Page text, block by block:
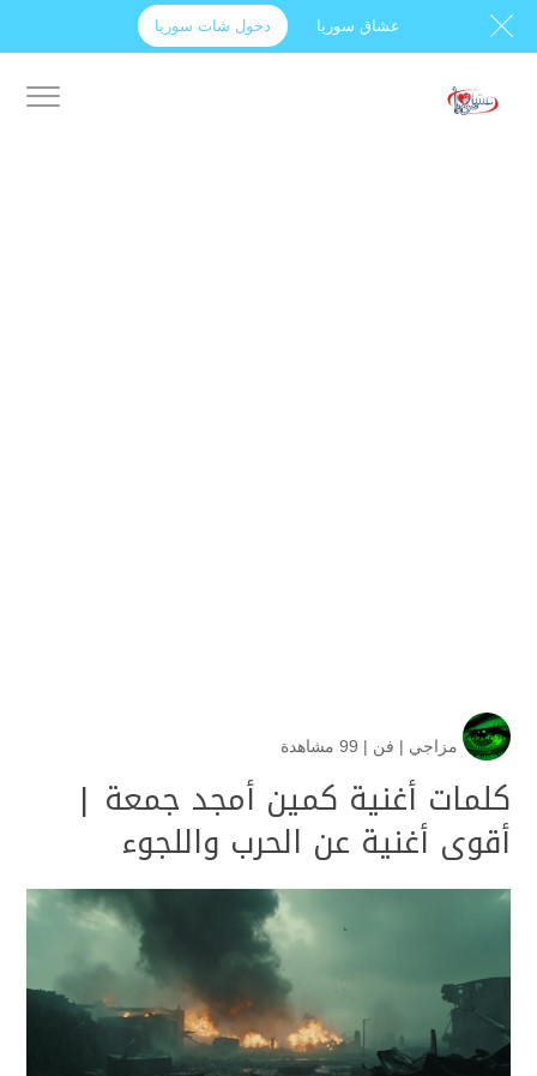
عشاق سوريا دخول شات سوريا
مزاجي | فن | 99 مشاهدة
كلمات أغنية كمين أمجد جمعة |
أقوى أغنية عن الحرب واللجوء